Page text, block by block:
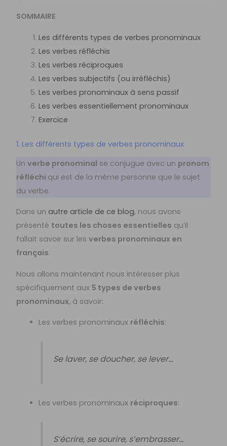
SOMMAIRE
Les différents types de verbes pronominaux
Les verbes réfléchis
Les verbes réciproques
Les verbes subjectifs (ou irréfléchis)
Les verbes pronominaux à sens passif
Les verbes essentiellement pronominaux
Exercice
1. Les différents types de verbes pronominaux
Unverbe pronominal se conjugue avec un pronom
réfléchi qui est de la même personne que le sujet
du verbe.
Dans un autre article de ce blog, nous avons
présenté toutes les choses essentielles qu’il
fallait savoir sur lesverbes pronominaux en
français.
Nous allons maintenant nous intéresser plus
spécifiquement aux 5 types de verbes
pronominaux, à savoir:
Les verbes pronominaux réfléchis:
Se laver, se doucher, se lever…
Les verbes pronominaux réciproques:
S’écrire, se sourire, s’embrasser…